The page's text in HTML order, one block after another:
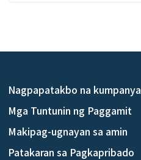
Nagpapatakbo na kumpanya
Mga Tuntunin ng Paggamit
Makipag-ugnayan sa amin
Patakaran sa Pagkapribado